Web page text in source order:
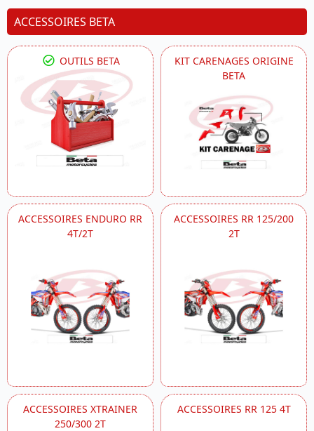
ACCESSOIRES BETA
OUTILS BETA
KIT CARENAGES ORIGINE
BETA
ACCESSOIRES ENDURO RR
4T/2T
ACCESSOIRES RR 125/200
2T
ACCESSOIRES XTRAINER
250/300 2T
ACCESSOIRES RR 125 4T